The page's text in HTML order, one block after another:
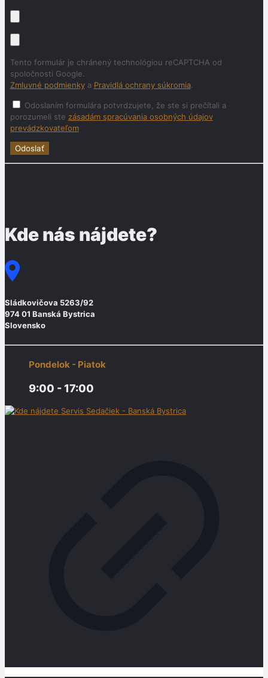
Tento formulár je chránený technológiou reCAPTCHA od
spoločnosti Google.
Zmluvné podmienkya Pravidlá ochrany súkromia.
Odoslaním formulára potvrdzujete, že ste si prečítali a
porozumeli ste zásadám spracúvania osobných údajov
prevádzkovateľom
Kde nás nájdete?
Sládkovičova 5263/92
974 01 Banská Bystrica
Slovensko
Pondelok - Piatok
9:00 - 17:00